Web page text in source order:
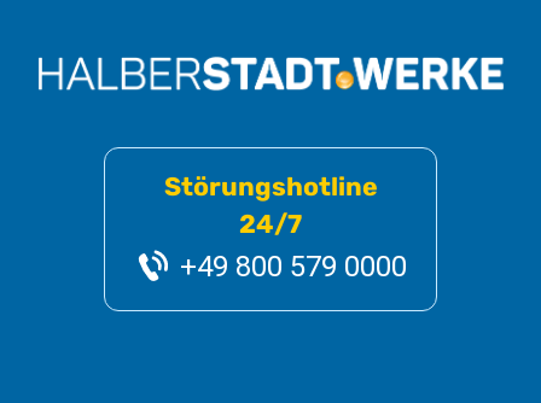
Störungshotline
24/7
+49 800 579 0000